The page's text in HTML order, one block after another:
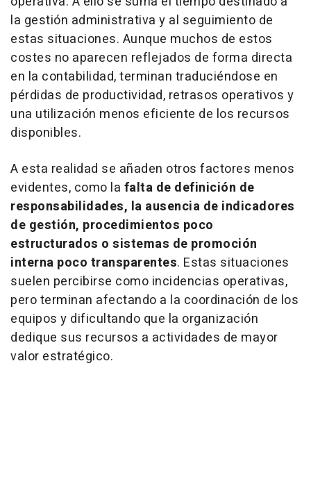
la gestión administrativa y al seguimiento de
estas situaciones. Aunque muchos de estos
costes no aparecen reflejados de forma directa
en la contabilidad, terminan traduciéndose en
pérdidas de productividad, retrasos operativos y
una utilización menos eficiente de los recursos
disponibles.
A esta realidad se añaden otros factores menos
evidentes, como la falta de definición de
responsabilidades, la ausencia de indicadores
de gestión, procedimientos poco
estructurados o sistemas de promoción
interna poco transparentes. Estas situaciones
suelen percibirse como incidencias operativas,
pero terminan afectando a la coordinación de los
equipos y dificultando que la organización
dedique sus recursos a actividades de mayor
valor estratégico.